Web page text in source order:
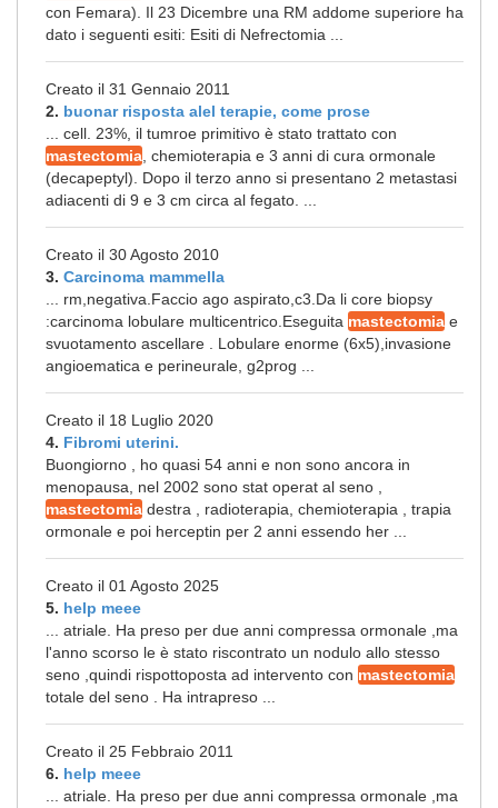
con Femara). Il 23 Dicembre una RM addome superiore ha
dato i seguenti esiti: Esiti di Nefrectomia ...
Creato il 31 Gennaio 2011
2. buonar risposta alel terapie, come prose
... cell. 23%, il tumroe primitivo è stato trattato con
mastectomia , chemioterapia e 3 anni di cura ormonale
(decapeptyl). Dopo il terzo anno si presentano 2 metastasi
adiacenti di 9 e 3 cm circa al fegato. ...
Creato il 30 Agosto 2010
3. Carcinoma mammella
... rm,negativa.Faccio ago aspirato,c3.Da li core biopsy
:carcinoma lobulare multicentrico.Eseguita mastectomia e
svuotamento ascellare . Lobulare enorme (6x5),invasione
angioematica e perineurale, g2prog ...
Creato il 18 Luglio 2020
4. Fibromi uterini.
Buongiorno , ho quasi 54 anni e non sono ancora in
menopausa, nel 2002 sono stat operat al seno ,
mastectomia destra , radioterapia, chemioterapia , trapia
ormonale e poi herceptin per 2 anni essendo her ...
Creato il 01 Agosto 2025
5. help meee
... atriale. Ha preso per due anni compressa ormonale ,ma
l'anno scorso le è stato riscontrato un nodulo allo stesso
seno ,quindi rispottoposta ad intervento con mastectomia
totale del seno . Ha intrapreso ...
Creato il 25 Febbraio 2011
6. help meee
... atriale. Ha preso per due anni compressa ormonale ,ma